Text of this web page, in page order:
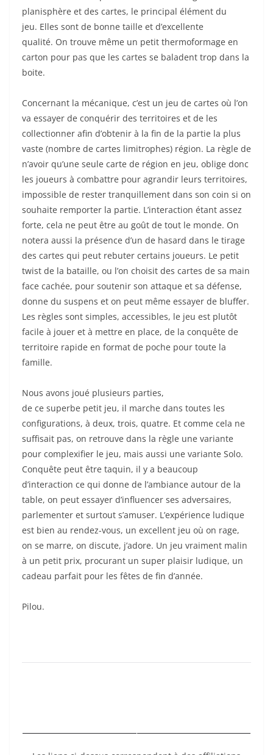
planisphère et des cartes, le principal élément du
jeu. Elles sont de bonne taille et d’excellente
qualité. On trouve même un petit thermoformage en
carton pour pas que les cartes se baladent trop dans la
boite.
Concernant la mécanique, c’est un jeu de cartes où l’on
va essayer de conquérir des territoires et de les
collectionner afin d’obtenir à la fin de la partie la plus
vaste (nombre de cartes limitrophes) région. La règle de
n’avoir qu’une seule carte de région en jeu, oblige donc
les joueurs à combattre pour agrandir leurs territoires,
impossible de rester tranquillement dans son coin si on
souhaite remporter la partie. L’interaction étant assez
forte, cela ne peut être au goût de tout le monde. On
notera aussi la présence d’un de hasard dans le tirage
des cartes qui peut rebuter certains joueurs. Le petit
twist de la bataille, ou l’on choisit des cartes de sa main
face cachée, pour soutenir son attaque et sa défense,
donne du suspens et on peut même essayer de bluffer.
Les règles sont simples, accessibles, le jeu est plutôt
facile à jouer et à mettre en place, de la conquête de
territoire rapide en format de poche pour toute la
famille.
Nous avons joué plusieurs parties,
de ce superbe petit jeu, il marche dans toutes les
configurations, à deux, trois, quatre. Et comme cela ne
suffisait pas, on retrouve dans la règle une variante
pour complexifier le jeu, mais aussi une variante Solo.
Conquête peut être taquin, il y a beaucoup
d’interaction ce qui donne de l’ambiance autour de la
table, on peut essayer d’influencer ses adversaires,
parlementer et surtout s’amuser. L’expérience ludique
est bien au rendez-vous, un excellent jeu où on rage,
on se marre, on discute, j’adore. Un jeu vraiment malin
à un petit prix, procurant un super plaisir ludique, un
cadeau parfait pour les fêtes de fin d’année.
Pilou.